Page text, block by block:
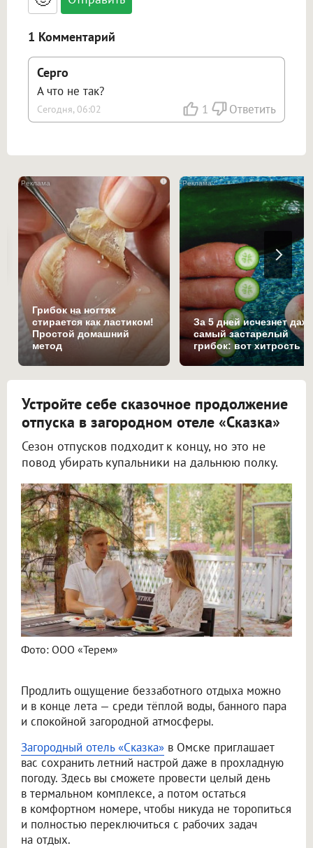
ссылками, и [img]адрес[/img] будет
1 Комментарий
Серго
А что не так?
Сегодня, 06:02 1 Ответить
i
Грибок на ногтях
стирается как ластиком!
Простой домашний
метод
За 5 дней исчезнет
самый застарелый
грибок: вот хитрость
Устройте себе сказочное продолжение
отпуска в загородном отеле «Сказка»
Сезон отпусков подходит к концу, но это не
повод убирать купальники на дальнюю полку.
Фото: ООО «Терем»
Продлить ощущение беззаботного отдыха можно
и в конце лета — среди тёплой воды, банного пара
и спокойной загородной атмосферы.
Загородный отель «Сказка» в Омске приглашает
вас сохранить летний настрой даже в прохладную
погоду. Здесь вы сможете провести целый день
в термальном комплексе, а потом остаться
в комфортном номере, чтобы никуда не торопиться
и полностью переключиться с рабочих задач
на отдых.